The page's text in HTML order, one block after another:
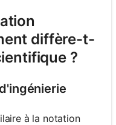
diffère-t-
?
à la notation